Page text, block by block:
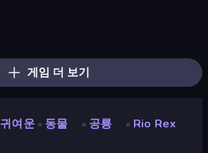
게임 더 보기
귀여운 » 동물 » 공룡 » Rio Rex